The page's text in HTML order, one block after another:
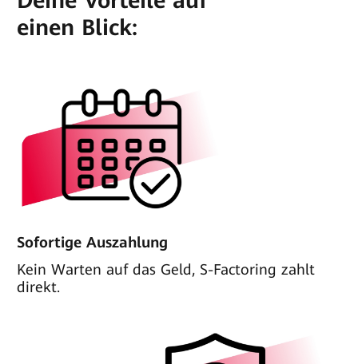
einen Blick:
Sofortige Auszahlung
Kein Warten auf das Geld, S-Factoring zahlt
direkt.